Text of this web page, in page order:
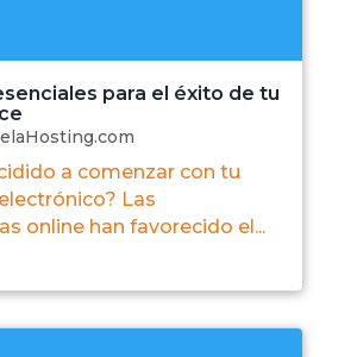
para el éxito de tu
a comenzar con tu
Las
online han favorecido el...